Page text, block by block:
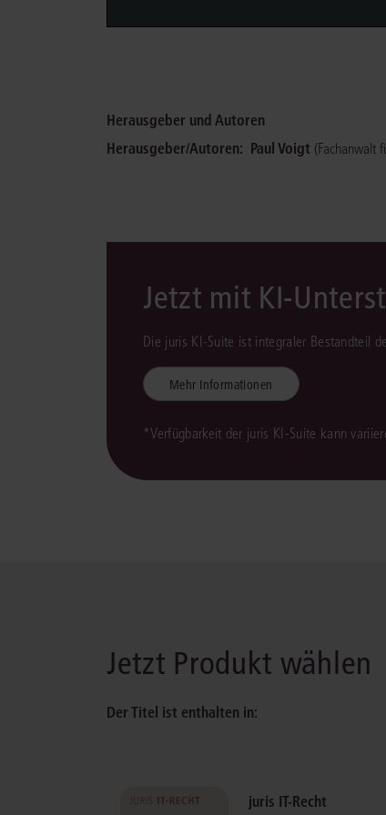
Herausgeber und Autoren
Herausgeber/Autoren: Paul Voigt (Fachanwalt
Jetzt mit KI-
Die juris KI-Suite ist integraler Bestandteil
Mehr Informationen
*Verfügbarkeit der juris KI-Suite kann
Jetzt Produkt wählen
Der Titel ist enthalten in:
juris IT-Recht